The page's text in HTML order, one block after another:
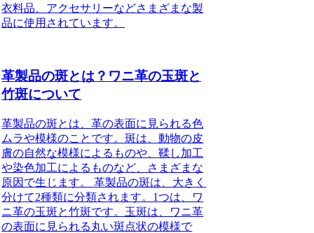
衣料品、アクセサリーなどさまざまな製
品に使用されています。
革製品の斑とは？ワニ革の玉斑と
竹斑について
革製品の斑とは、革の表面に見られる色
ムラや模様のことです。斑は、動物の皮
膚の自然な模様によるものや、鞣し加工
や染色加工によるものなど、さまざまな
原因で生じます。 革製品の斑は、大きく
分けて2種類に分類されます。1つは、ワ
ニ革の玉斑と竹斑です。玉斑は、ワニ革
の表面に見られる丸い斑点状の模様で